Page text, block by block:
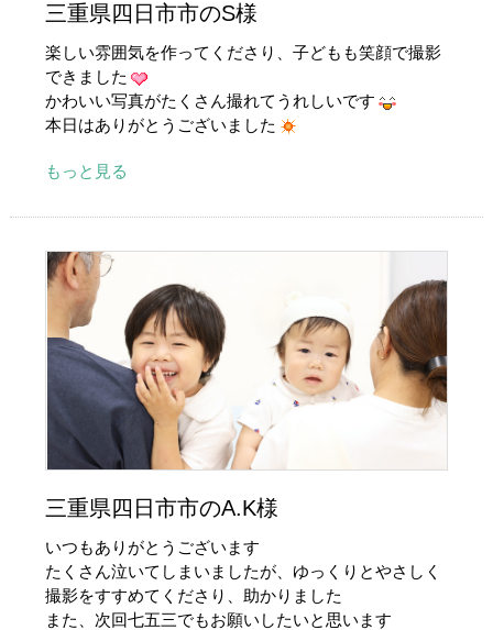
三重県四日市市のS様
楽しい雰囲気を作ってくださり、子どもも笑顔で撮影
できました
かわいい写真がたくさん撮れてうれしいです
本日はありがとうございました
もっと見る
三重県四日市市のA.K様
いつもありがとうございます
たくさん泣いてしまいましたが、ゆっくりとやさしく
撮影をすすめてくださり、助かりました
また、次回七五三でもお願いしたいと思います